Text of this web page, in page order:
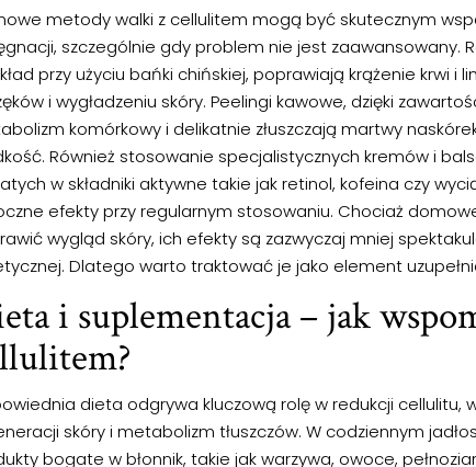
metody walki z cellulitem mogą być skutecznym
szczególnie gdy problem nie jest zaawansowany.
przy użyciu bańki chińskiej, poprawiają krążenie krwi i
i wygładzeniu skóry. Peelingi kawowe, dzięki
komórkowy i delikatnie złuszczają martwy
Również stosowanie specjalistycznych kremów i
w składniki aktywne takie jak retinol, kofeina czy
efekty przy regularnym stosowaniu. Chociaż
wygląd skóry, ich efekty są zazwyczaj mniej
Dlatego warto traktować je jako element
i suplementacja – jak
dieta odgrywa kluczową rolę w redukcji cellulitu,
skóry i metabolizm tłuszczów. W codziennym
bogate w błonnik, takie jak warzywa, owoce,